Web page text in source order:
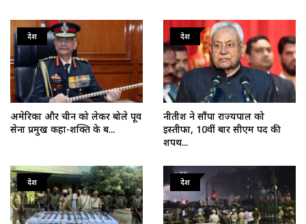
देश
अमेरिका और चीन को लेकर बोले पूर्व
सेना प्रमुख कहा-शक्ति के ब...
देश
नीतीश ने सौंपा राज्यपाल को
इस्तीफा, 10वीं बार सीएम पद की
शपथ...
देश देश